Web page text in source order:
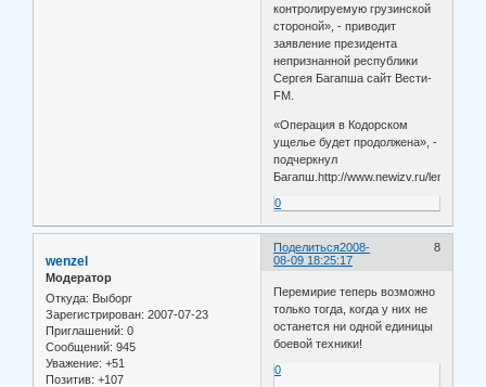
контролируемую грузинской
стороной», - приводит
заявление президента
непризнанной республики
Сергея Багапша сайт Вести-
FM.
«Операция в Кодорском
ущелье будет продолжена», -
подчеркнул
Багапш.http://www.newizv.ru/lenta/
0
Поделиться 8
2008-
08-09 18:25:17
wenzel
Модератор
Откуда: Выборг
Зарегистрирован: 2007-07-23
Приглашений: 0
Сообщений: 945
Уважение: +51
Позитив: +107
Перемирие теперь возможно
только тогда, когда у них не
останется ни одной единицы
боевой техники!
0